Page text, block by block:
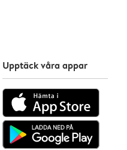
Upptäck våra appar